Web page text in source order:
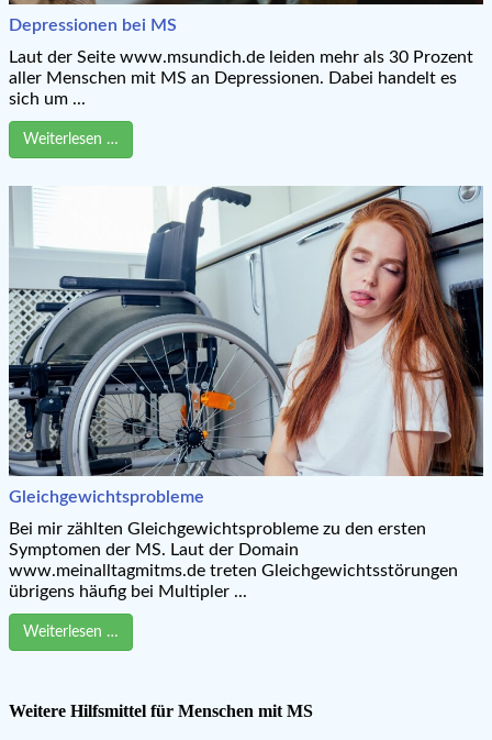
Depressionen bei MS
Laut der Seite www.msundich.de leiden mehr als 30 Prozent
aller Menschen mit MS an Depressionen. Dabei handelt es
sich um ...
Weiterlesen …
Gleichgewichtsprobleme
Bei mir zählten Gleichgewichtsprobleme zu den ersten
Symptomen der MS. Laut der Domain
www.meinalltagmitms.de treten Gleichgewichtsstörungen
übrigens häufig bei Multipler ...
Weiterlesen …
Weitere Hilfsmittel für Menschen mit MS